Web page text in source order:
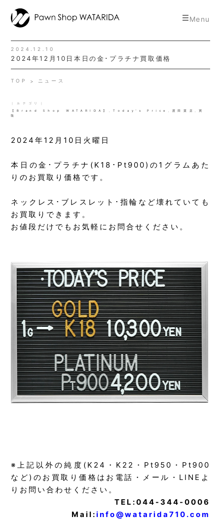
toggle
Menu
2024.12.10
2024年12月10日本日の金･プラチナ買取価格
TOP ニュース
｜カテゴリ｜
【Brand Shop WATARIDA】 Today's Price 渡田質店 ,買
取
2024年12月10日火曜日
本日の金･プラチナ(K18･Pt900)の1グラムあた
りのお買取り価格です。
ネックレス･ブレスレット･指輪など壊れていても
お買取りできます。
お値段だけでもお気軽にお問合せください。
※上記以外の純度(K24・K22・Pt950・Pt900
など)のお買取り価格はお電話・メール・LINEよ
りお問い合わせください。
TEL:044-344-0006
Mail:info@watarida710.com